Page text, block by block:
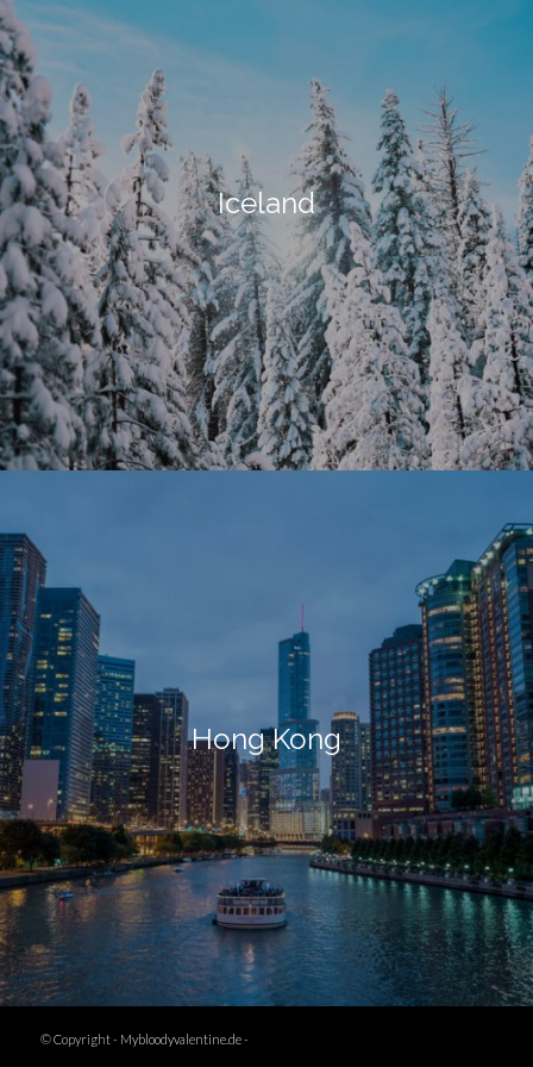
Iceland
Hong Kong
© Copyright - Mybloodyvalentine.de-